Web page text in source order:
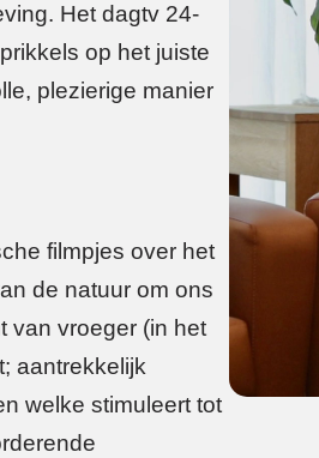
Het dagtv 24-
op het juiste
plezierige manier
filmpjes over het
de natuur om ons
van vroeger (in het
aantrekkelijk
welke stimuleert tot